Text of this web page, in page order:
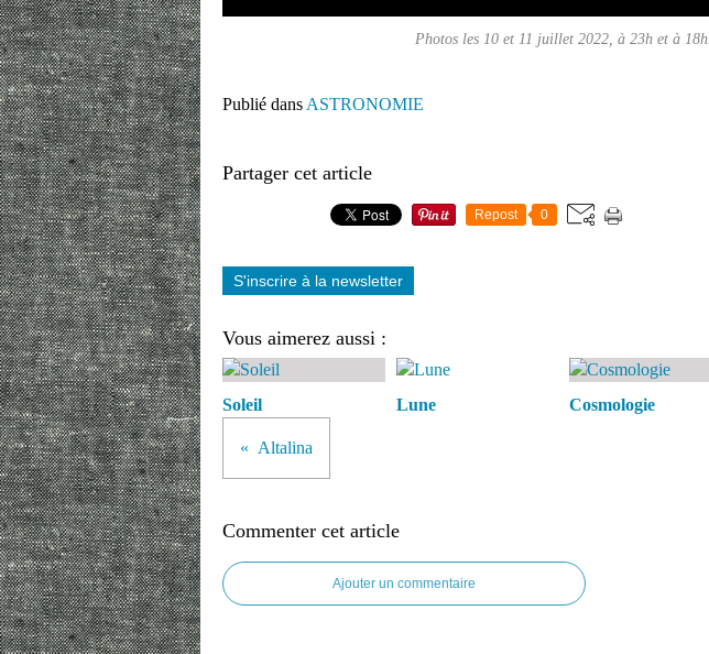
Photos les 10 et 11 juillet 2022, à 23h et à 18h.
Publié dans ASTRONOMIE
Partager cet article
Repost 0
S'inscrire à la newsletter
Vous aimerez aussi :
Soleil Lune Cosmologie
Altalina
Commenter cet article
Ajouter un commentaire